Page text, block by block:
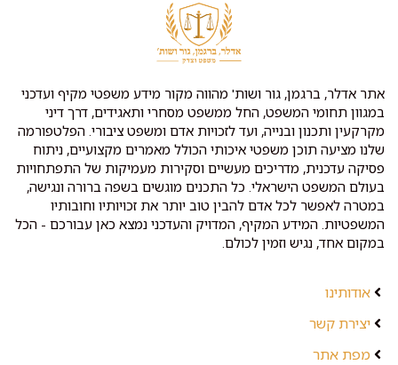
אתר אדלר, ברגמן, גור ושות' מהווה מקור מידע משפטי מקיף ועדכני
במגוון תחומי המשפט, החל ממשפט מסחרי ותאגידים, דרך דיני
מקרקעין ותכנון ובנייה, ועד לזכויות אדם ומשפט ציבורי. הפלטפורמה
שלנו מציעה תוכן משפטי איכותי הכולל מאמרים מקצועיים, ניתוח
פסיקה עדכנית, מדריכים מעשיים וסקירות מעמיקות של התפתחויות
בעולם המשפט הישראלי. כל התכנים מוגשים בשפה ברורה ונגישה,
במטרה לאפשר לכל אדם להבין טוב יותר את זכויותיו וחובותיו
המשפטיות. המידע המקיף, המדויק והעדכני נמצא כאן עבורכם - הכל
במקום אחד, נגיש וזמין לכולם.
אודותינו
יצירת קשר
מפת אתר